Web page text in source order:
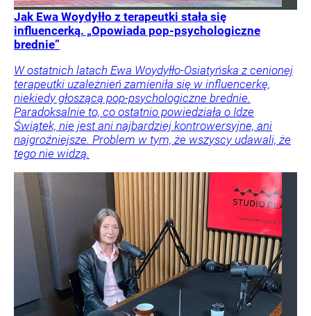
Jak Ewa Woydyłło z terapeutki stała się
influencerką. „Opowiada pop-psychologiczne
brednie”
W ostatnich latach Ewa Woydyłło-Osiatyńska z cenionej
terapeutki uzależnień zamieniła się w influencerkę,
niekiedy głoszącą pop-psychologiczne brednie.
Paradoksalnie to, co ostatnio powiedziała o Idze
Świątek, nie jest ani najbardziej kontrowersyjne, ani
najgroźniejsze. Problem w tym, że wszyscy udawali, że
tego nie widzą.